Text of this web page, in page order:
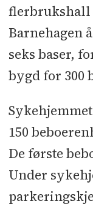
Arkitekt:
Frøen,
Bergo
Rådgivere:
RIG:
Tveter l
WSPlITB:
flerbrukshall
Barnehagen
seks baser,
bygd for 300
150
De første
Under